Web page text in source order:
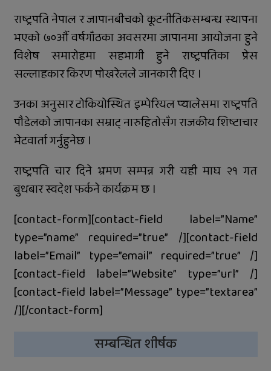
सार्वजनिक बिदामा पनि सेवा दिदै
कालीकोटका नौ पालिकाको चार अर्ब ५५
करोड बजेट
अपाङ्गता भएकी छात्राको शिक्षाबाट बन्चित
सुर्खेतमा लागुऔषधविरुद्ध सचेतना
कार्यक्रम
राष्ट्रपति नेपाल र जापानबीचको कूटनीतिकसम्बन्ध स्थापना
भएको ७०औँ वर्षगाँठका अवसरमा जापानमा आयोजना हुने
विशेष समारोहमा सहभागी हुने राष्ट्रपतिका प्रेस
सल्लाहकार किरण पोखरेलले जानकारी दिए ।
उनका अनुसार टोकियोस्थित इम्पेरियल प्यालेसमा राष्ट्रपति
पौडेलको जापानका सम्राट् नारुहितोसँग राजकीय शिष्टाचार
भेटवार्ता गर्नुहुनेछ ।
राष्ट्रपति चार दिने भ्रमण सम्पन्न गरी यही माघ २१ गत
बुधबार स्वदेश फर्कने कार्यक्रम छ ।
[contact-form][contact-field label=”Name”
type=”name” required=”true” /][contact-field
label=”Email” type=”email” required=”true” /]
[contact-field label=”Website” type=”url” /]
[contact-field label=”Message” type=”textarea”
/][/contact-form]
सम्बन्धित शीर्षक